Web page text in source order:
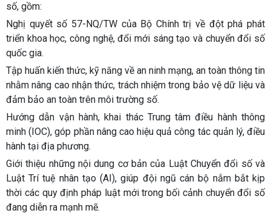
số, gồm:
Nghị quyết số 57-NQ/TW của Bộ Chính trị về đột phá phát
triển khoa học, công nghệ, đổi mới sáng tạo và chuyển đổi số
quốc gia.
Tập huấn kiến thức, kỹ năng về an ninh mạng, an toàn thông tin
nhằm nâng cao nhận thức, trách nhiệm trong bảo vệ dữ liệu và
đảm bảo an toàn trên môi trường số.
Hướng dẫn vận hành, khai thác Trung tâm điều hành thông
minh (IOC), góp phần nâng cao hiệu quả công tác quản lý, điều
hành tại địa phương.
Giới thiệu những nội dung cơ bản của Luật Chuyển đổi số và
Luật Trí tuệ nhân tạo (AI), giúp đội ngũ cán bộ nắm bắt kịp
thời các quy định pháp luật mới trong bối cảnh chuyển đổi số
đang diễn ra mạnh mẽ.